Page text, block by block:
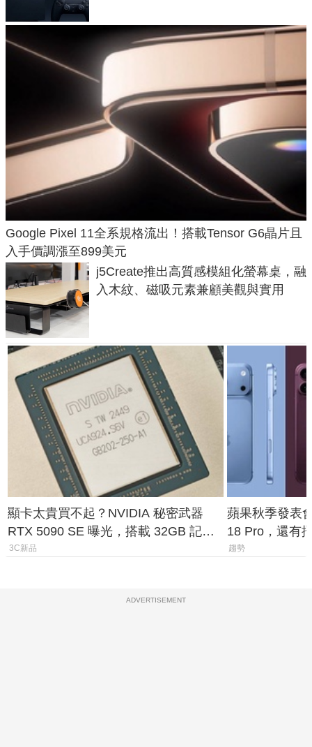
Google Pixel 11全系規格流出！搭載Tensor G6晶片且
入手價調漲至899美元
j5Create推出高質感模組化螢幕桌，融
入木紋、磁吸元素兼顧美觀與實用
顯卡太貴買不起？NVIDIA 秘密武器
RTX 5090 SE 曝光，搭載 32GB 記憶
體
3C新品
蘋果秋季發表
18 Pro，還有
測一次看
趨勢
ADVERTISEMENT